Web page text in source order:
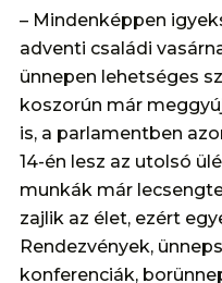
– Mindenképpen
adventi családi
ünnepen lehetséges
koszorún már
is, a parlamentben
14-én lesz az utolsó
munkák már
zajlik az élet, ezért
Rendezvények,
konferenciák,